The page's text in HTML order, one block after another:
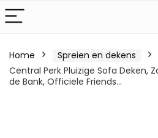
Home Spreien en dekens
Central Perk Pluizige Sofa Deken,
de Bank, Officiele Friends…